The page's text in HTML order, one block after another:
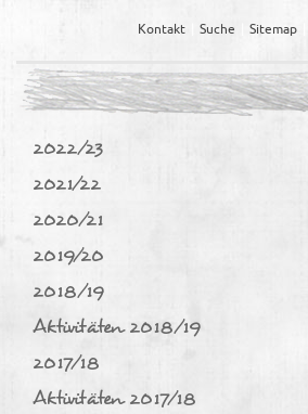
Kontakt Suche Sitemap
2022/23
2021/22
2020/21
2019/20
2018/19
Aktivitäten 2018/19
2017/18
Aktivitäten 2017/18